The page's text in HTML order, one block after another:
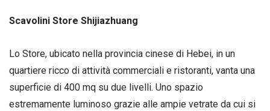
Scavolini Store Shijiazhuang
Lo Store, ubicato nella provincia cinese di Hebei, in un
quartiere ricco di attività commerciali e ristoranti, vanta una
superficie di 400 mq su due livelli. Uno spazio
estremamente luminoso grazie alle ampie vetrate da cui si